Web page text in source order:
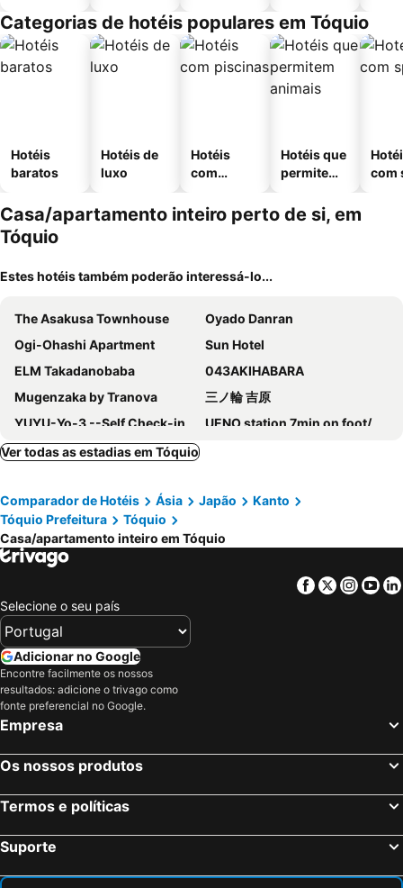
Categorias de hotéis populares em Tóquio
Hotéis
baratos
Hotéis de
luxo
Hotéis
com
Hotéis que
permitem
com
Casa/apartamento inteiro perto de si, em
Tóquio
Estes hotéis também poderão interessá-lo...
The Asakusa Townhouse
Oyado Danran
Ogi-Ohashi Apartment
Sun Hotel
ELM Takadanobaba
043AKIHABARA
Mugenzaka by Tranova
三ノ輪 吉原
YUYU-Yo-3 --Self Check-in -- Room Number & Password is in the following email
UENO station 7min on foot/Cozy Apartment/Convenient location
MAT Shinjuku West
Vintage Design Kagurazaka
Yushima Okachimachi Hotel
Shinjuku Downtown 1min walk to metro Cozy APT
HIZ HOTEL Ginza
nestay apartment tokyo otsuka
Seaside Tamachi
PRISM Inn Ogu
Jing House Akihabara Ryokan
Shimbashi Hotel Sho
テルヌファビュル亀戸 - Tokyo Urban APT in a Japanese Local Shopping Street, with Direct Access to Shinjuku & Akihabara
Matsui Building
East Toranomon Is The Central Tokyo
Wellsquareism Otsuka
nestay inn tokyo tsukiji
Ohayo
Ver todas as estadias em Tóquio
Comparador de Hotéis Ásia Japão
Kanto
Tóquio Prefeitura
Tóquio
Casa/apartamento inteiro em Tóquio
Facebook
Twitter
Selecione o seu país
Adicionar no Google
Encontre facilmente os nossos
resultados: adicione o trivago como
fonte preferencial no Google.
Empresa
Os nossos produtos
Termos e políticas
Suporte